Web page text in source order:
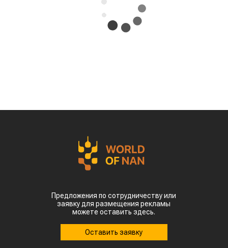
Предложения по сотрудничеству или
заявку для размещения рекламы
можете оставить здесь.
Оставить заявку